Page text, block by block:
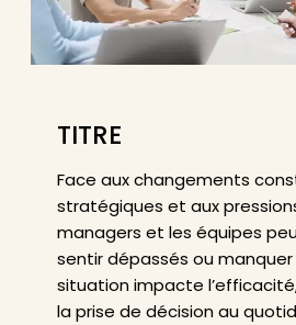
TITRE
Face aux changements
stratégiques et aux
managers et les équipes
sentir dépassés ou
situation impacte
la prise de décision au